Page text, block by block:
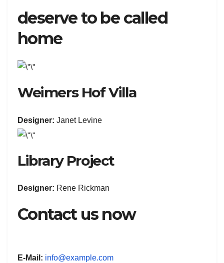
deserve to be called
home
Weimers Hof Villa
Designer: Janet Levine
Library Project
Designer: Rene Rickman
Contact us now
E-Mail: info@example.com